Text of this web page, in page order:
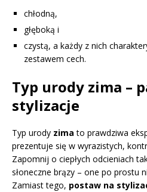
chłodną,
głęboką i
czystą, a każdy z nich
zestawem cech.
Typ urody zima –
stylizacje
Typ urody zima to prawdziwa
prezentuje się w wyrazistych,
Zapomnij o ciepłych odcieniach
słoneczne brązy – one po prostu
Zamiast tego, postaw na